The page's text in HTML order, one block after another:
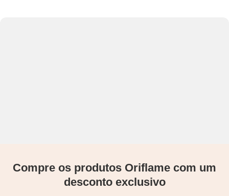
Compre os produtos Oriflame com um
desconto exclusivo